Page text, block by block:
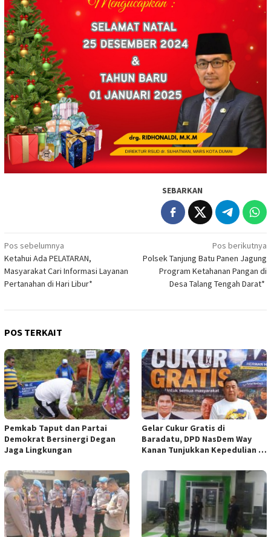
SEBARKAN
Navigasi
pos
Pos sebelumnya
Ketahui Ada PELATARAN,
Masyarakat Cari Informasi Layanan
Pertanahan di Hari Libur*
Pos berikutnya
Polsek Tanjung Batu Panen Jagung
Program Ketahanan Pangan di
Desa Talang Tengah Darat* ‎
POS TERKAIT
Pemkab Taput dan Partai
Demokrat Bersinergi Degan
Jaga Lingkungan
Gelar Cukur Gratis di
Baradatu, DPD NasDem Way
Kanan Tunjukkan Kepedulian di